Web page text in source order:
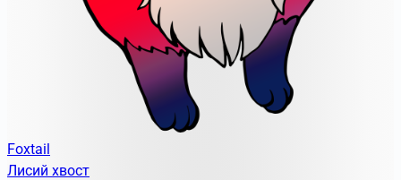
Foxtail
Лисий хвост